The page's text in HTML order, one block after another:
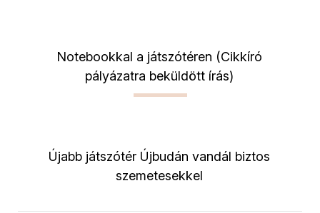
Notebookkal a játszótéren (Cikkíró
pályázatra beküldött írás)
Újabb játszótér Újbudán vandál biztos
szemetesekkel